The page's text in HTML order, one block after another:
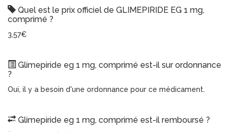
Quel est le prix officiel de GLIMEPIRIDE EG 1 mg,
comprimé ?
3,57€
Glimepiride eg 1 mg, comprimé est-il sur ordonnance
?
Oui, il y a besoin d'une ordonnance pour ce médicament.
Glimepiride eg 1 mg, comprimé est-il remboursé ?